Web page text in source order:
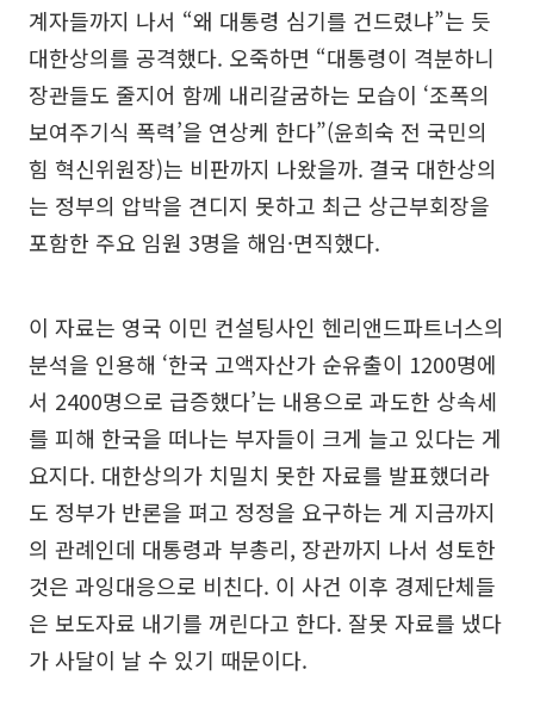
계자들까지 나서 “왜 대통령 심기를 건드렸냐”는 듯
대한상의를 공격했다. 오죽하면 “대통령이 격분하니
장관들도 줄지어 함께 내리갈굼하는 모습이 ‘조폭의
보여주기식 폭력’을 연상케 한다”(윤희숙 전 국민의
힘 혁신위원장)는 비판까지 나왔을까. 결국 대한상의
는 정부의 압박을 견디지 못하고 최근 상근부회장을
포함한 주요 임원 3명을 해임·면직했다.
이 자료는 영국 이민 컨설팅사인 헨리앤드파트너스의
분석을 인용해 ‘한국 고액자산가 순유출이 1200명에
서 2400명으로 급증했다’는 내용으로 과도한 상속세
를 피해 한국을 떠나는 부자들이 크게 늘고 있다는 게
요지다. 대한상의가 치밀치 못한 자료를 발표했더라
도 정부가 반론을 펴고 정정을 요구하는 게 지금까지
의 관례인데 대통령과 부총리, 장관까지 나서 성토한
것은 과잉대응으로 비친다. 이 사건 이후 경제단체들
은 보도자료 내기를 꺼린다고 한다. 잘못 자료를 냈다
가 사달이 날 수 있기 때문이다.